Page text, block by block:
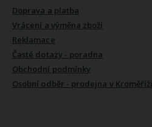
Doprava a platba
Vrácení a výměna zboží
Reklamace
Časté dotazy - poradna
Obchodní podmínky
Osobní odběr - prodejna v Kroměříži